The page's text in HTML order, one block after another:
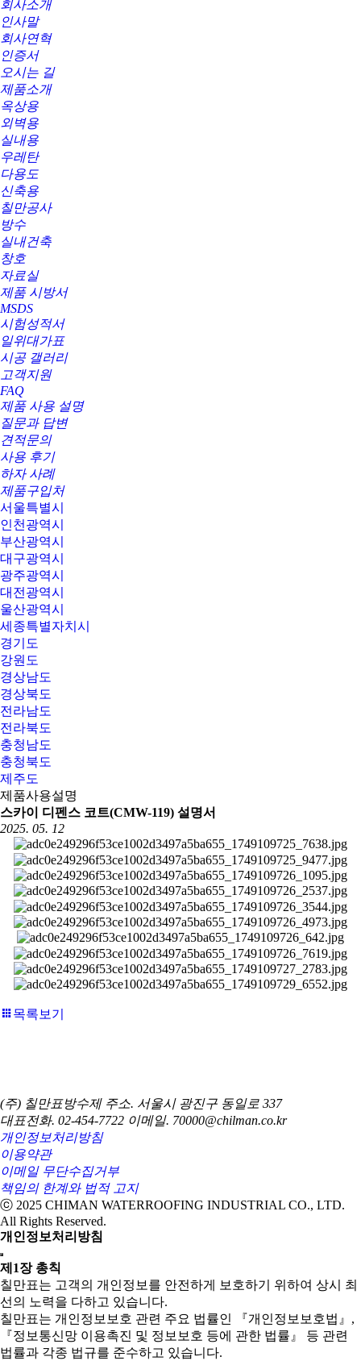
회사소개
인사말
회사연혁
인증서
오시는 길
제품소개
옥상용
외벽용
실내용
우레탄
다용도
신축용
칠만공사
방수
실내건축
창호
자료실
제품 시방서
MSDS
시험성적서
일위대가표
시공 갤러리
고객지원
FAQ
제품 사용 설명
질문과 답변
견적문의
사용 후기
하자 사례
제품구입처
서울특별시
인천광역시
부산광역시
대구광역시
광주광역시
대전광역시
울산광역시
세종특별자치시
경기도
강원도
경상남도
경상북도
전라남도
전라북도
충청남도
충청북도
제주도
제품사용설명
스카이 디펜스 코트(CMW-119) 설명서
2025. 05. 12
목록보기
(주) 칠만표방수제 주소. 서울시 광진구 동일로 337
대표전화. 02-454-7722 이메일. 70000@chilman.co.kr
개인정보처리방침
이용약관
이메일 무단수집거부
책임의 한계와 법적 고지
ⓒ 2025 CHIMAN WATERROOFING INDUSTRIAL CO., LTD.
All Rights Reserved.
개인정보처리방침
제1장 총칙
칠만표는 고객의 개인정보를 안전하게 보호하기 위하여 상시 최
선의 노력을 다하고 있습니다.
칠만표는 개인정보보호 관련 주요 법률인 『개인정보보호법』,
『정보통신망 이용촉진 및 정보보호 등에 관한 법률』 등 관련
법률과 각종 법규를 준수하고 있습니다.